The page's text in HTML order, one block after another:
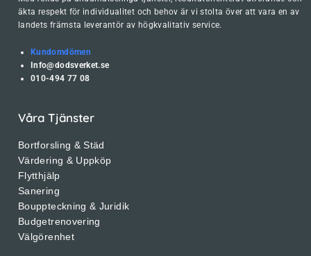
äkta respekt för individualitet och behov är vi stolta över att vara en av
landets främsta leverantör av högkvalitativ service.
Kundomdömen
Info@dodsverket.se
010-494 77 08
Våra Tjänster
Bortforsling & Städ
Värdering & Uppköp
Flytthjälp
Sanering
Bouppteckning & Juridik
Budgetrenovering
Välgörenhet